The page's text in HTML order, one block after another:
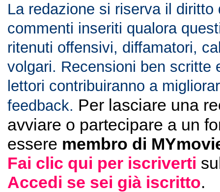
La redazione si riserva il diritto
commenti inseriti qualora
ritenuti offensivi, diffamatori,
volgari. Recensioni ben scritte
lettori contribuiranno a
feedback. Per lasciare una
avviare o partecipare a un
essere membro di
Fai clic qui per iscriverti
Accedi se sei già iscritto.